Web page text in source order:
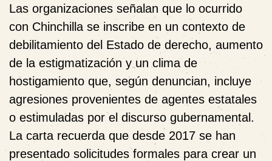
Las organizaciones señalan que lo ocurrido
con Chinchilla se inscribe en un contexto de
debilitamiento del Estado de derecho, aumento
de la estigmatización y un clima de
hostigamiento que, según denuncian, incluye
agresiones provenientes de agentes estatales
o estimuladas por el discurso gubernamental.
La carta recuerda que desde 2017 se han
presentado solicitudes formales para crear un